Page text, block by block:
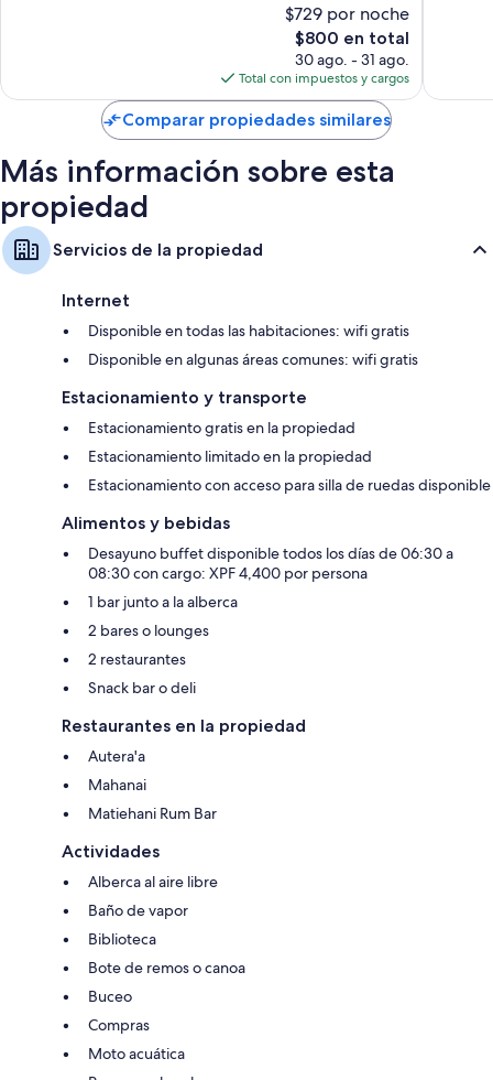
$729 por noche
El
precio
actual
es
de
$800
$800 en total
30 ago. - 31 ago.
Total con impuestos y cargos
Comparar propiedades similares
Más información sobre esta
propiedad
Servicios de la propiedad
Internet
Disponible en todas las habitaciones: wifi gratis
Disponible en algunas áreas comunes: wifi gratis
Estacionamiento y transporte
Estacionamiento gratis en la propiedad
Estacionamiento limitado en la propiedad
Estacionamiento con acceso para silla de ruedas disponible
Alimentos y bebidas
Desayuno buffet disponible todos los días de 06:30 a
08:30 con cargo: XPF 4,400 por persona
1 bar junto a la alberca
2 bares o lounges
2 restaurantes
Snack bar o deli
Restaurantes en la propiedad
Autera'a
Mahanai
Matiehani Rum Bar
Actividades
Alberca al aire libre
Baño de vapor
Biblioteca
Bote de remos o canoa
Buceo
Compras
Moto acuática